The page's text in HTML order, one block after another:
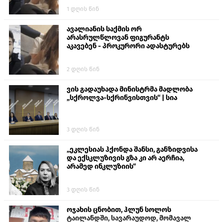
თავს დასხმოდა გიგა ავალიანს“
1 დღის წინ
ავალიანის საქმის ორ
არასრულწლოვან ფიგურანტს
აკავებენ - პროკურორი ადასტურებს
2 დღის წინ
ვის გადაუხადა მინისტრმა მადლობა
„სქროლვა-სქრინვისთვის“ | სია
3 დღის წინ
„ეკლესიას ჰქონდა შანსი, განზიდვისა
და ექსკლუზივის გზა კი არ აერჩია,
არამედ ინკლუზიის“
3 დღის წინ
ოჯახის ცნობით, ჰლუნ სოლოს
ტაილანდში, სავარაუდოდ, მომავალ